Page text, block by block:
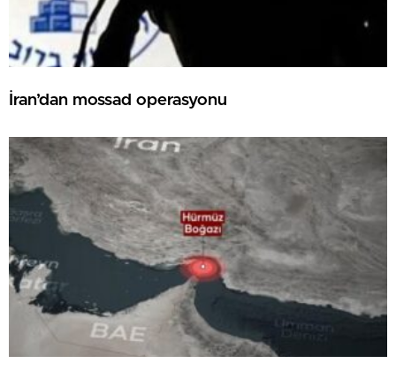
İran’dan mossad operasyonu